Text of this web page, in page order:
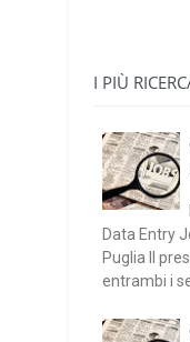
I PIÙ
Data Entry
Puglia Il
entrambi i